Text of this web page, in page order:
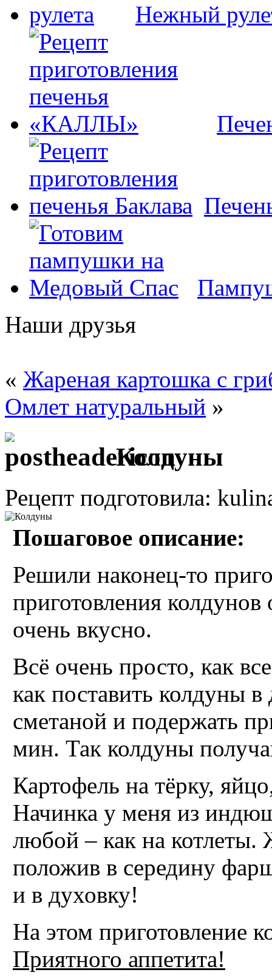
Нежный
Наши друзья
« Жареная картошка с
Омлет натуральный »
Колдуны
Рецепт подготовила:
Пошаговое описание:
Решили наконец-то
приготовления колдунов
очень вкусно.
Всё очень просто, как
как поставить колдуны
сметаной и подержать
мин. Так колдуны
Картофель на тёрку,
Начинка у меня из
любой – как на
положив в середину
и в духовку!
На этом приготовление
Приятного аппетита!